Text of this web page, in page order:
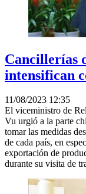
Cancillerías
intensifican
11/08/2023 12:35
El viceministro de
Vu urgió a la parte
tomar las medidas
de cada país, en
exportación de
durante su visita de